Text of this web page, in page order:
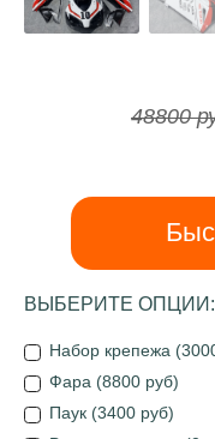
48800
ВЫБЕРИТЕ ОПЦИИ:
Набор крепежа
Фара (8800 руб)
Паук (3400 руб)